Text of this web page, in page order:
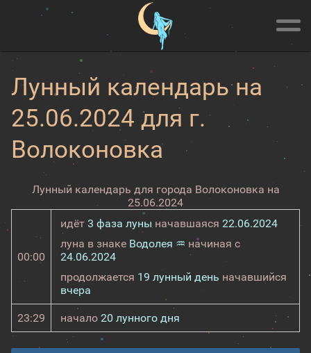
Лунный календарь на
25.06.2024 для г.
Волоконовка
Лунный календарь для города Волоконовка на
25.06.2024
00:00
идёт 3 фаза луны начавшаяся 22.06.2024
луна в знаке Водолея ♒ начиная с
24.06.2024
продолжается 19 лунный день начавшийся
вчера
23:29 начало 20 лунного дня